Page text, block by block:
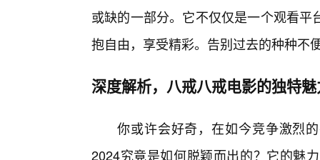
或缺的一部分。它不仅仅是一个观看
抱自由，享受精彩。告别过去的种种不
深度解析，八戒八戒电影的独特
你或许会好奇，在如今竞争激烈
2024究竟是如何脱颖而出的？它的魅